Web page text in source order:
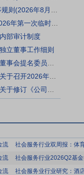
部审计制度
立董事工作细则
流
流
流